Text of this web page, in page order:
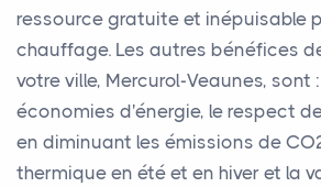
ressource gratuite et inépuisable
chauffage. Les autres bénéfices
votre ville, Mercurol-Veaunes, sont
économies d'énergie, le respect
en diminuant les émissions de
thermique en été et en hiver et la